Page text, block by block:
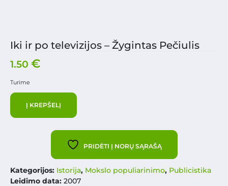
Iki ir po televizijos – Žygintas Pečiulis
1.50 €
Turime
Į KREPŠELĮ
PRIDĖTI Į NORŲ SĄRAŠĄ
Kategorijos: Istorija, Mokslo populiarinimo, Publicistika
Leidimo data: 2007